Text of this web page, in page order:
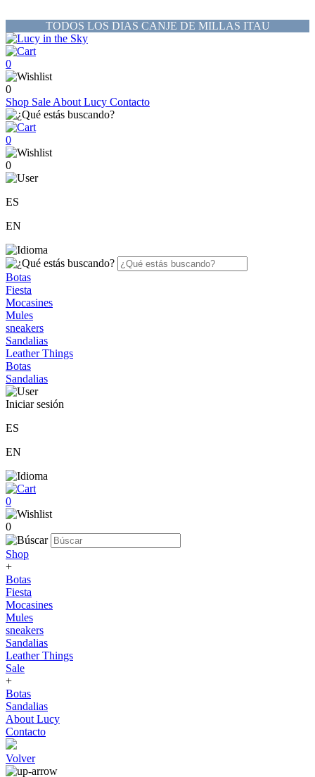
TODOS LOS DIAS CANJE DE MILLAS ITAU
0
0
Shop Sale About Lucy Contacto
0
0
ES
EN
Botas
Fiesta
Mocasines
Mules
sneakers
Sandalias
Leather Things
Botas
Sandalias
Iniciar sesión
ES
EN
0
0
Shop
+
Botas
Fiesta
Mocasines
Mules
sneakers
Sandalias
Leather Things
Sale
+
Botas
Sandalias
About Lucy
Contacto
Volver